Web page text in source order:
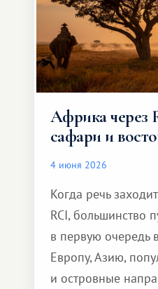
Африка через
сафари и
4 июня 2026
Когда речь
RCI, большинство
в первую очередь
Европу, Азию,
и островные